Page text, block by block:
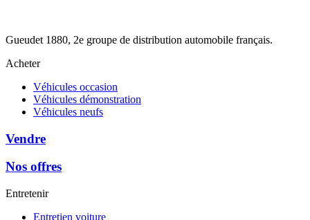
Gueudet 1880, 2e groupe de distribution automobile français.
Acheter
Véhicules occasion
Véhicules démonstration
Véhicules neufs
Vendre
Nos offres
Entretenir
Entretien voiture